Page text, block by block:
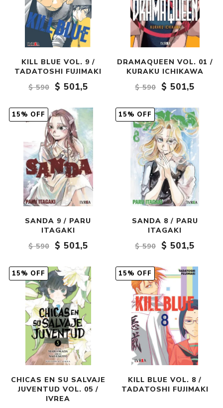
KILL BLUE VOL. 9 /
TADATOSHI FUJIMAKI
$ 590
$ 501,5
DRAMAQUEEN VOL. 01 /
KURAKU ICHIKAWA
$ 590
$ 501,5
15% OFF
SANDA 9 / PARU
ITAGAKI
$ 590
$ 501,5
15% OFF
SANDA 8 / PARU
ITAGAKI
$ 590
$ 501,5
15% OFF
CHICAS EN SU SALVAJE
JUVENTUD VOL. 05 /
IVREA
15% OFF
KILL BLUE VOL. 8 /
TADATOSHI FUJIMAKI